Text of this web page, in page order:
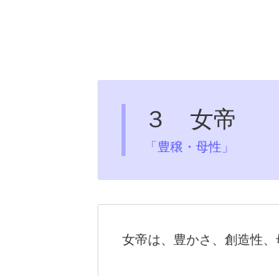
３ 女帝
「豊穣・母性」
女帝は、豊かさ、創造性